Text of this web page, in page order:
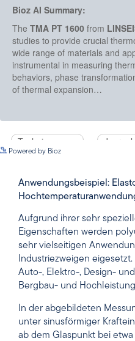
Powered by Bioz
Anwendungsbeispiel:
Aufgrund ihrer sehr
Eigenschaften werden
sehr vielseitigen
Industriezweigen eigesetzt.
Auto-, Elektro-, Design-
Bergbau- und